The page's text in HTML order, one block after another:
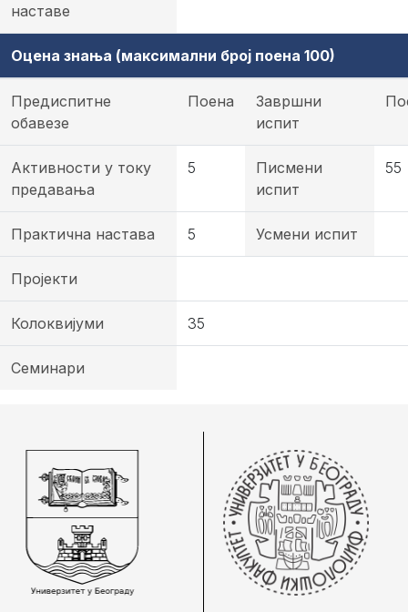
наставе
Оцена знања (максимални број поена 100)
Предиспитне
обавезе
Поена
Завршни
испит
Активности у току
предавања
5
Писмени
испит
55
Практична настава 5 Усмени испит
Пројекти
Колоквијуми 35
Семинари